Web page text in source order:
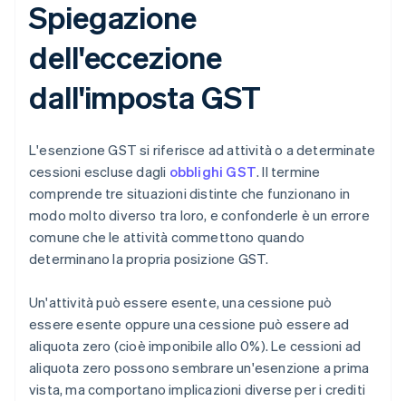
Spiegazione
dell'eccezione
dall'imposta GST
L'esenzione GST si riferisce ad attività o a determinate
cessioni escluse dagli obblighi GST. Il termine
comprende tre situazioni distinte che funzionano in
modo molto diverso tra loro, e confonderle è un errore
comune che le attività commettono quando
determinano la propria posizione GST.
Un'attività può essere esente, una cessione può
essere esente oppure una cessione può essere ad
aliquota zero (cioè imponibile allo 0%). Le cessioni ad
aliquota zero possono sembrare un'esenzione a prima
vista, ma comportano implicazioni diverse per i crediti